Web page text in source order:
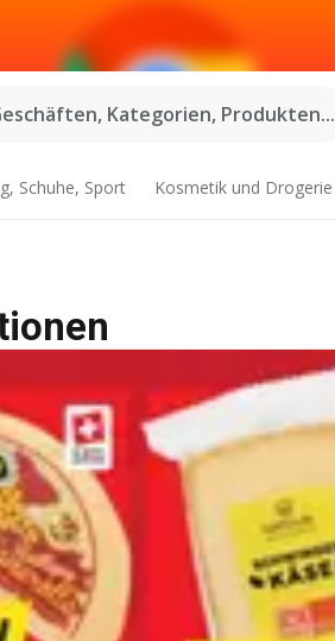
Kategorien, Produkten...
Schuhe, Sport Kosmetik und Drogerie